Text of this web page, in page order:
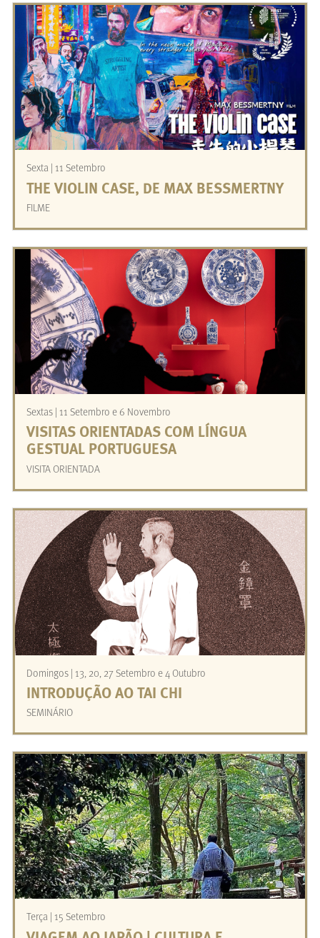
Sexta | 11 Setembro
THE VIOLIN CASE, DE MAX BESSMERTNY
FILME
Sextas | 11 Setembro e 6 Novembro
VISITAS ORIENTADAS COM LÍNGUA
GESTUAL PORTUGUESA
VISITA ORIENTADA
Domingos | 13, 20, 27 Setembro e 4 Outubro
INTRODUÇÃO AO TAI CHI
SEMINÁRIO
Terça | 15 Setembro